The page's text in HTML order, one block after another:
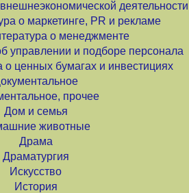
деятельности
о маркетинге, PR и рекламе
о менеджменте
управлении и подборе персонала
о ценных бумагах и инвестициях
прочее
Дом и семья
животные
Драма
Драматургия
Искусство
История